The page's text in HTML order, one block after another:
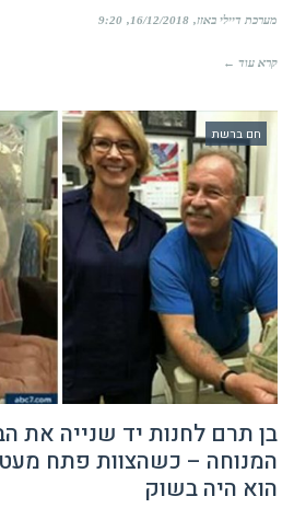
מערכת דיילי באזז 16/12/2018
9:20
קרא עוד ←
חם ברשת
בן תרם לחנות יד שנייה את
המנוחה – כשהצוות פתח
הוא היה בשוק